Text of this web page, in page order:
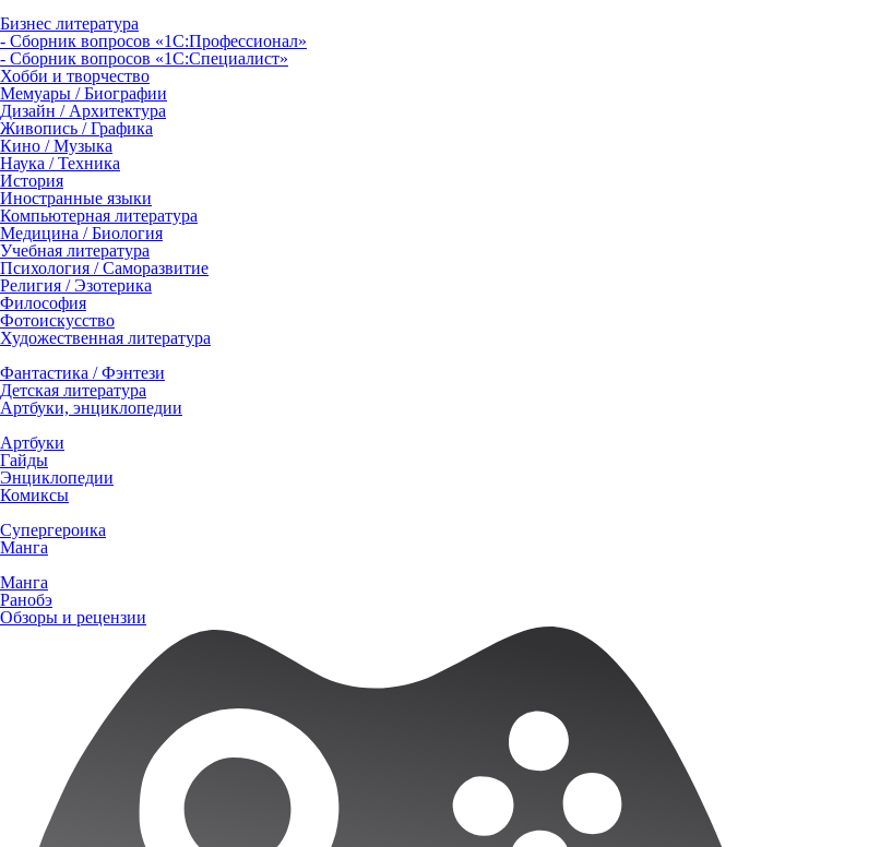
Бизнес литература
- Сборник вопросов «1С:Профессионал»
- Сборник вопросов «1С:Специалист»
Хобби и творчество
Мемуары / Биографии
Дизайн / Архитектура
Живопись / Графика
Кино / Музыка
Наука / Техника
История
Иностранные языки
Компьютерная литература
Медицина / Биология
Учебная литература
Психология / Саморазвитие
Религия / Эзотерика
Философия
Фотоискусство
Художественная литература
Фантастика / Фэнтези
Детская литература
Артбуки, энциклопедии
Артбуки
Гайды
Энциклопедии
Комиксы
Супергероика
Манга
Манга
Ранобэ
Обзоры и рецензии